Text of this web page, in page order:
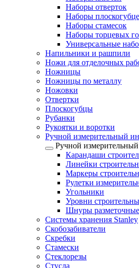
Наборы отверток
Наборы
Наборы стамесок
Наборы торцевых
Универсальные
Напильники и рашпили
Ножи для отделочных
Ножницы
Ножницы по металлу
Ножовки
Отвертки
Плоскогубцы
Рубанки
Рукоятки и воротки
Ручной измерительный
Ручной
Карандаши
Линейки
Маркеры
Рулетки
Угольники
Уровни
Шнуры разметочные
Системы хранения Stanley
Скобозабиватели
Скребки
Стамески
Стеклорезы
Стусла